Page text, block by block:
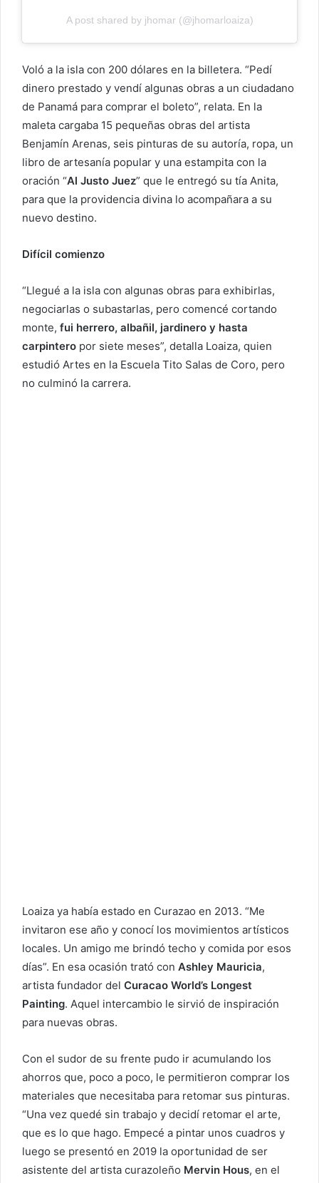
A post shared by jhomar (@jhomarloaiza)
Voló a la isla con 200 dólares en la billetera. “Pedí
dinero prestado y vendí algunas obras a un ciudadano
de Panamá para comprar el boleto”, relata. En la
maleta cargaba 15 pequeñas obras del artista
Benjamín Arenas, seis pinturas de su autoría, ropa, un
libro de artesanía popular y una estampita con la
oración “Al Justo Juez” que le entregó su tía Anita,
para que la providencia divina lo acompañara a su
nuevo destino.
Difícil comienzo
“Llegué a la isla con algunas obras para exhibirlas,
negociarlas o subastarlas, pero comencé cortando
monte, fui herrero, albañil, jardinero y hasta
carpintero por siete meses”, detalla Loaiza, quien
estudió Artes en la Escuela Tito Salas de Coro, pero
no culminó la carrera.
Loaiza ya había estado en Curazao en 2013. “Me
invitaron ese año y conocí los movimientos artísticos
locales. Un amigo me brindó techo y comida por esos
días”. En esa ocasión trató con Ashley Mauricia,
artista fundador del Curacao World’s Longest
Painting. Aquel intercambio le sirvió de inspiración
para nuevas obras.
Con el sudor de su frente pudo ir acumulando los
ahorros que, poco a poco, le permitieron comprar los
materiales que necesitaba para retomar sus pinturas.
“Una vez quedé sin trabajo y decidí retomar el arte,
que es lo que hago. Empecé a pintar unos cuadros y
luego se presentó en 2019 la oportunidad de ser
asistente del artista curazoleño Mervin Hous, en el